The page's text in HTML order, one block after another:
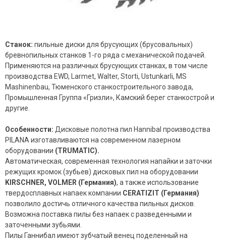
Станок: пильные диски для брусующих (брусовальных)
бревнопильных станков 1-го ряда с механической подачей.
Применяются на различных брусующих станках, в том числе
производства EWD, Larmet, Walter, Storti, Ustunkarli, MS
Mashinenbau, Тюменского станкостроительного завода,
Промышленная Группа «Гризли», Камский берег станкострой и
другие.
Особенности: Дисковые полотна пил Hannibal производства
PILANA изготавливаются на современном лазерном
оборудовании (TRUMATIC).
Автоматическая, современная технология напайки и заточки
режущих кромок (зубьев) дисковых пил на оборудовании
KIRSCHNER, VOLMER (Германия), а также использование
твердосплавных напаек компании CERATIZIT (Германия)
позволило достичь отличного качества пильных дисков.
Возможна поставка пилы без напаек с разведенными и
заточенными зубьями.
Пилы Ганнибал имеют зубчатый венец поделенный на